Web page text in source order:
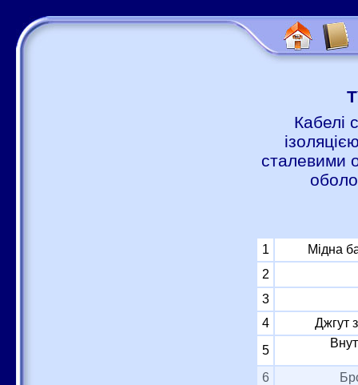
Кабелі
сталевими
1
Мідна
2
3
4
Джгут
5
6